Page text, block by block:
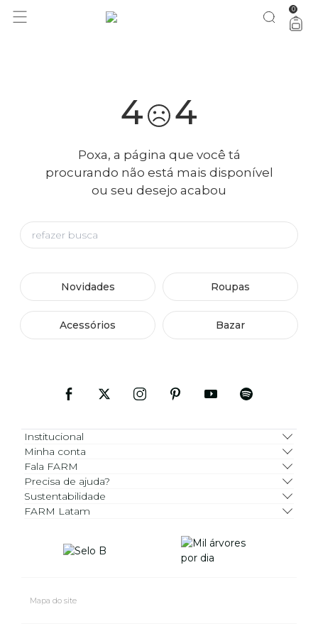
você merece 30% OFF pra comemorar com a gente aproveita! 0
4 4
Poxa, a página que você tá
procurando não está mais disponível
ou seu desejo acabou
Novidades Roupas
Acessórios Bazar
Institucional
Minha conta
Fala FARM
Precisa de ajuda?
Sustentabilidade
FARM Latam
Mapa do site